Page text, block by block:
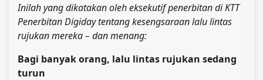
Inilah yang dikatakan oleh eksekutif penerbitan di KTT
Penerbitan Digiday tentang kesengsaraan lalu lintas
rujukan mereka – dan menang:
Bagi banyak orang, lalu lintas rujukan sedang
turun